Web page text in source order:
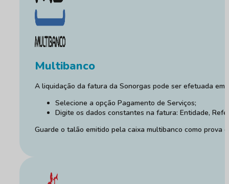
Multibanco
A liquidação da fatura da Sonorgas pode ser efetuada
Selecione a opção Pagamento de Serviços;
Digite os dados constantes na fatura: Entidade,
Guarde o talão emitido pela caixa multibanco como prova